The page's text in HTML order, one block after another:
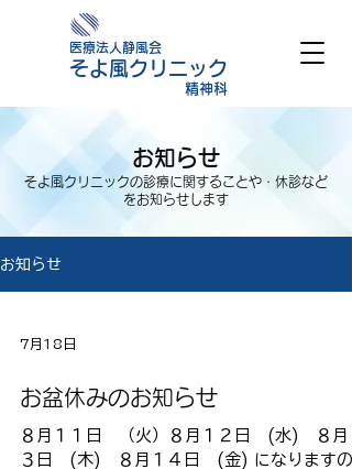
医療法人静風会
そよ風クリニック
精神科
お知らせ
そよ風クリニックの診療に関することや・休診など
をお知らせします
お知らせ
7月18日
お盆休みのお知らせ
８月１１日 （火）８月１２日 (水) ８月
３日 (木) ８月１４日 (金) になりますの